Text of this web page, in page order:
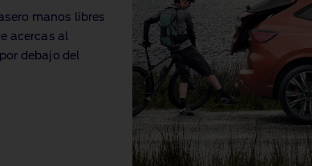
manos libres
acercas al
debajo del